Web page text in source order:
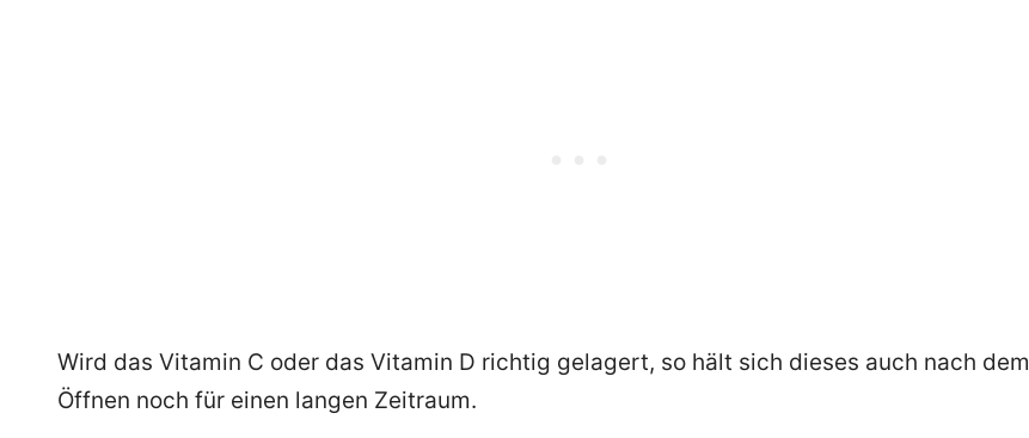
Wird das Vitamin C oder das Vitamin D richtig gelagert, so hält sich dieses auch nach dem
Öffnen noch für einen langen Zeitraum.